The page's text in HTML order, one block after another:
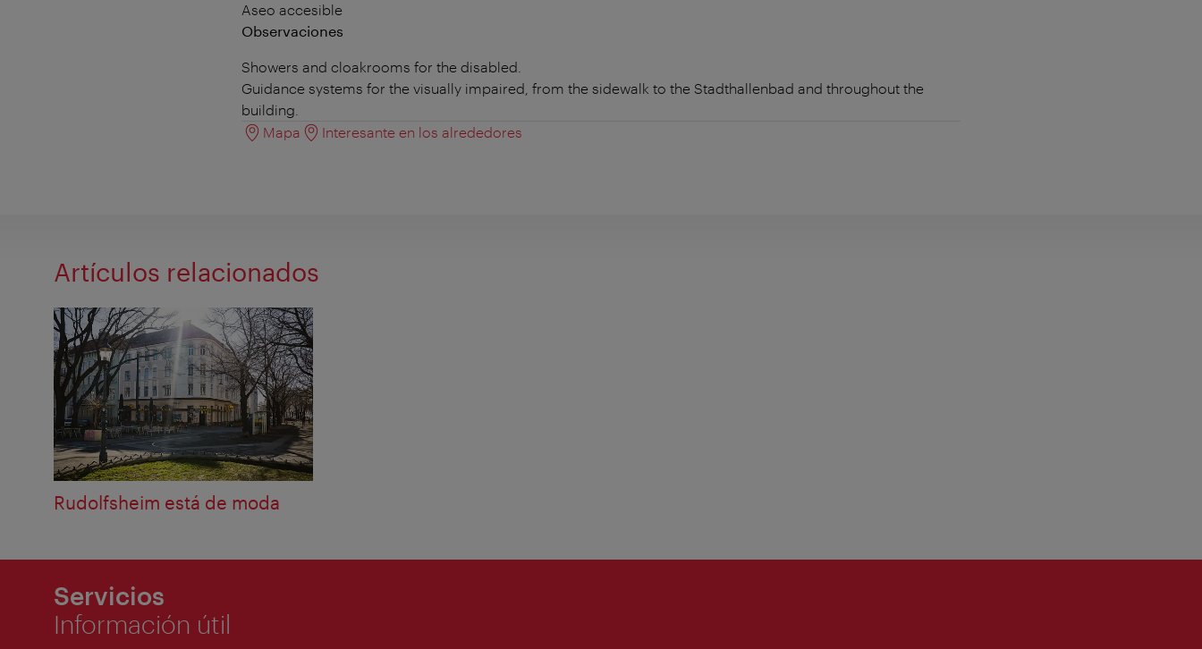
Aseo accesible
Observaciones
Showers and cloakrooms for the disabled.
Guidance systems for the visually impaired, from the sidewalk to the Stadthallenbad and throughout the
building.
Mapa
Interesante en los alrededores
Artículos relacionados
Rudolfsheim está de moda
Servicios
Información útil